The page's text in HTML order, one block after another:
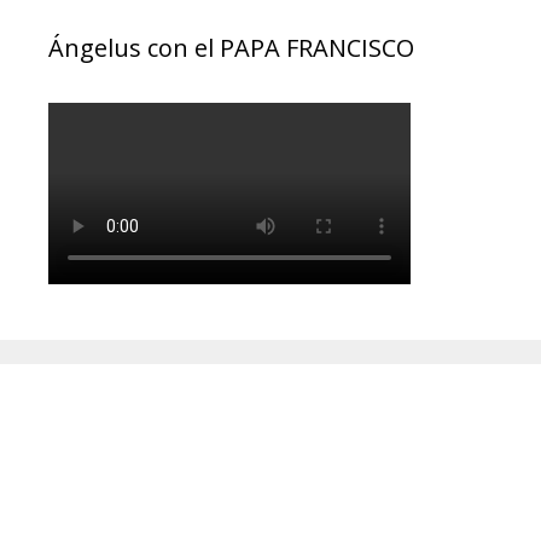
Ángelus con el PAPA FRANCISCO